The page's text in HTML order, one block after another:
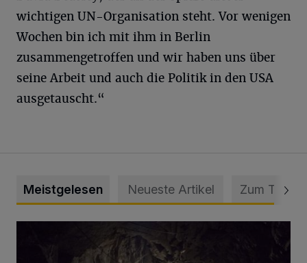
wichtigen UN-Organisation steht. Vor wenigen
Wochen bin ich mit ihm in Berlin
zusammengetroffen und wir haben uns über
seine Arbeit und auch die Politik in den USA
ausgetauscht.“
Meistgelesen Neueste Artikel Zum Thema